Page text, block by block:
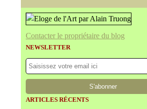
Contacter le propriétaire du blog
NEWSLETTER
ARTICLES RÉCENTS